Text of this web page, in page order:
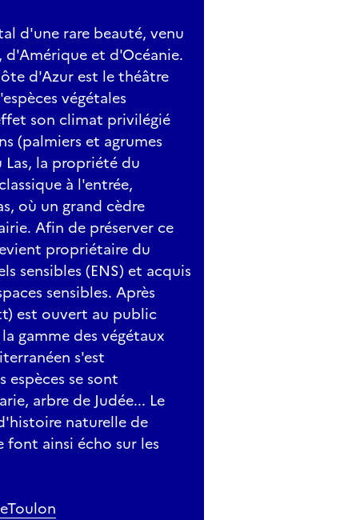
d'une rare beauté, venu
et d'Océanie.
d'Azur est le théâtre
végétales
son climat privilégié
(palmiers et agrumes
la propriété du
à l'entrée,
où un grand cèdre
Afin de préserver ce
propriétaire du
sensibles (ENS) et acquis
sensibles. Après
est ouvert au public
gamme des végétaux
s'est
se sont
arbre de Judée... Le
naturelle de
font ainsi écho sur les